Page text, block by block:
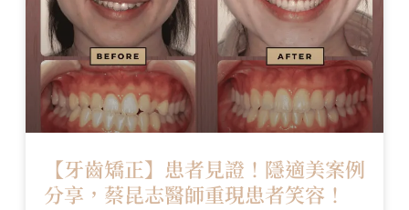
【牙齒矯正】患者見證！隱適美案例
分享，蔡昆志醫師重現患者笑容！